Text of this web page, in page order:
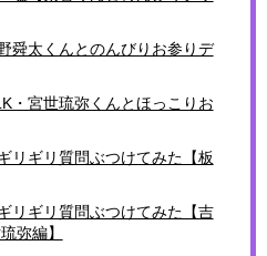
舜太くんとのんびりお参りデ
・宮世琉弥くんとほっこりお
リギリ質問ぶつけてみた【板
リギリ質問ぶつけてみた【吉
弥編】